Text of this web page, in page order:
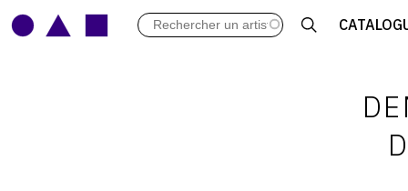
ARCHIVES DES EXPOSITIONS
LIBRAIRIE : LIVRES &
LEXIQUE ARTISTIQUE